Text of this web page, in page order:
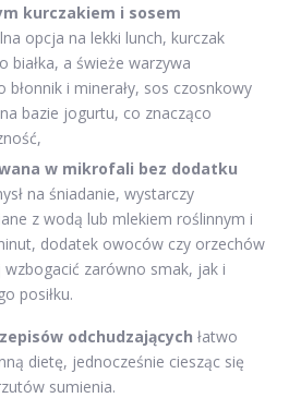
kurczakiem i sosem
opcja na lekki lunch, kurczak
białka, a świeże warzywa
i minerały, sos czosnkowy
bazie jogurtu, co znacząco
w mikrofali bez dodatku
na śniadanie, wystarczy
z wodą lub mlekiem roślinnym i
dodatek owoców czy orzechów
zarówno smak, jak i
posiłku.
odchudzających łatwo
dietę, jednocześnie ciesząc się
sumienia.